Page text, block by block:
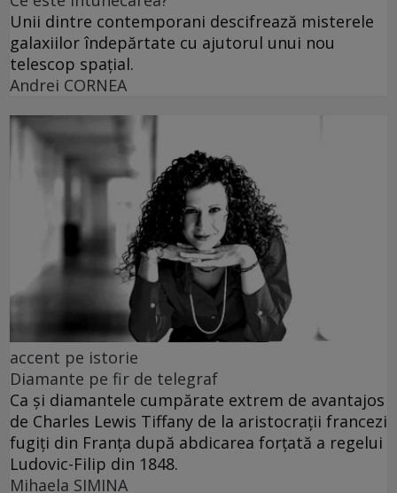
Unii dintre contemporani descifrează misterele
galaxiilor îndepărtate cu ajutorul unui nou
telescop spațial.
Andrei CORNEA
accent pe istorie
Diamante pe fir de telegraf
Ca și diamantele cumpărate extrem de avantajos
de Charles Lewis Tiffany de la aristocrații francezi
fugiți din Franța după abdicarea forțată a regelui
Ludovic-Filip din 1848.
Mihaela SIMINA